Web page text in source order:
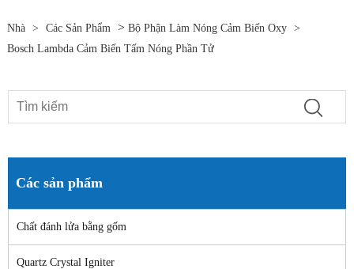
Nhà > Các Sản Phẩm > Bộ Phận Làm Nóng Cảm Biến Oxy
>
Bosch Lambda Cảm Biến Tấm Nóng Phần Tử
Các sản phẩm
Chất đánh lửa bằng gốm
Quartz Crystal Igniter